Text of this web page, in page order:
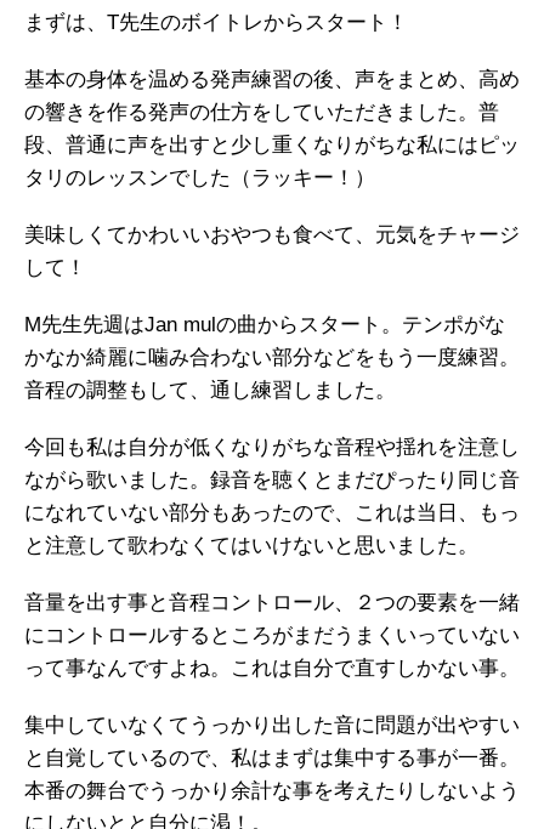
まずは、T先生のボイトレからスタート！
基本の身体を温める発声練習の後、声をまとめ、高め
の響きを作る発声の仕方をしていただきました。普
段、普通に声を出すと少し重くなりがちな私にはピッ
タリのレッスンでした（ラッキー！）
美味しくてかわいいおやつも食べて、元気をチャージ
して！
M先生先週はJan mulの曲からスタート。テンポがな
かなか綺麗に噛み合わない部分などをもう一度練習。
音程の調整もして、通し練習しました。
今回も私は自分が低くなりがちな音程や揺れを注意し
ながら歌いました。録音を聴くとまだぴったり同じ音
になれていない部分もあったので、これは当日、もっ
と注意して歌わなくてはいけないと思いました。
音量を出す事と音程コントロール、２つの要素を一緒
にコントロールするところがまだうまくいっていない
って事なんですよね。これは自分で直すしかない事。
集中していなくてうっかり出した音に問題が出やすい
と自覚しているので、私はまずは集中する事が一番。
本番の舞台でうっかり余計な事を考えたりしないよう
にしないとと自分に渇！。